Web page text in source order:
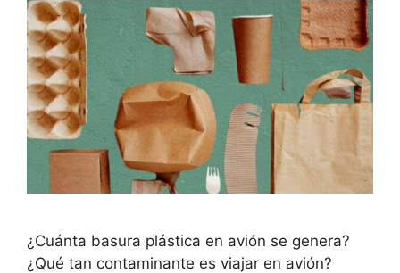
¿Cuánta basura plástica en avión se genera?
¿Qué tan contaminante es viajar en avión?